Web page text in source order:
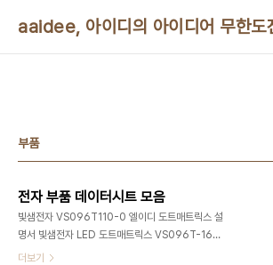
aaidee, 아이디의 아이디어 무한도
부품
전자 부품 데이터시트 모음
빛샘전자 VS096T110-0 엘이디 도트매트릭스 설
명서 빛샘전자 LED 도트매트릭스 VS096T-16S
는 단종되었고 VS096T-110-0과 입출력이 같으
더보기